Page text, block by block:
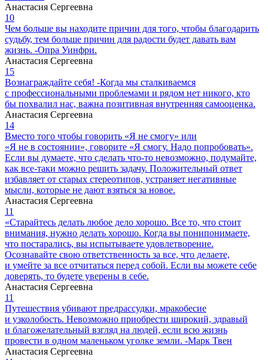
Анастасия Сергеевна
10
Чем больше вы находите причин для того, чтобы благодарить
судьбу, тем больше причин для радости будет давать вам
жизнь. -Опра Уинфри.
Анастасия Сергеевна
15
Вознаграждайте себя! -Когда мы сталкиваемся
с профессиональными проблемами и рядом нет никого, кто
бы похвалил нас, важна позитивная внутренняя самооценка.
Анастасия Сергеевна
14
Вместо того чтобы говорить «Я не смогу» или
«Я не в состоянии», говорите «Я смогу. Надо попробовать».
Если вы думаете, что сделать что-то невозможно, подумайте,
как все-таки можно решить задачу. Положительный ответ
избавляет от старых стереотипов, устраняет негативные
мысли, которые не дают взяться за новое.
Анастасия Сергеевна
11
«Старайтесь делать любое дело хорошо. Все то, что стоит
внимания, нужно делать хорошо. Когда вы понипонимаете,
что постарались, вы испытываете удовлетворение.
Осознавайте свою ответственность за все, что делаете,
и умейте за все отчитаться перед собой. Если вы можете себе
доверять, то будете уверены в себе.
Анастасия Сергеевна
11
Путешествия убивают предрассудки, мракобесие
и узколобость. Невозможно приобрести широкий, здравый
и благожелательный взгляд на людей, если всю жизнь
провести в одном маленьком уголке земли. -Марк Твен
Анастасия Сергеевна